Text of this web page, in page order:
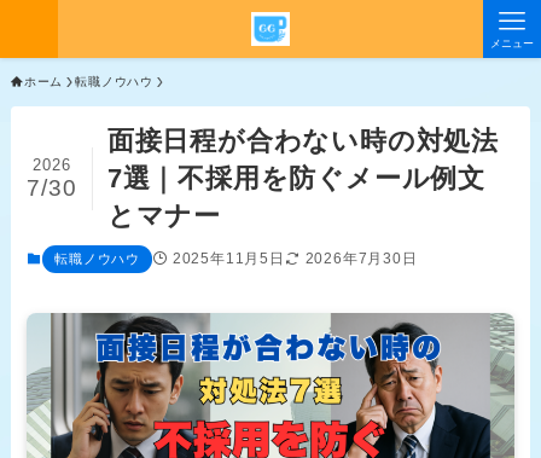
メニュー
ホーム 転職ノウハウ
面接日程が合わない時の対処法
7選｜不採用を防ぐメール例文
とマナー
2026
7/30
転職ノウハウ 2025年11月5日 2026年7月30日